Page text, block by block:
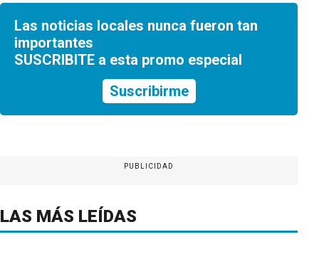
Las noticias locales nunca fueron tan
importantes
SUSCRIBITE a esta promo especial
Suscribirme
PUBLICIDAD
LAS MÁS LEÍDAS